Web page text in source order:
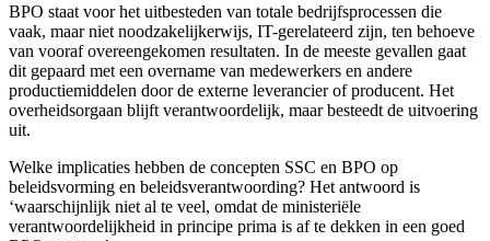
BPO staat voor het uitbesteden van totale bedrijfsprocessen die
vaak, maar niet noodzakelijkerwijs, IT-gerelateerd zijn, ten behoeve
van vooraf overeengekomen resultaten. In de meeste gevallen gaat
dit gepaard met een overname van medewerkers en andere
productiemiddelen door de externe leverancier of producent. Het
overheidsorgaan blijft verantwoordelijk, maar besteedt de uitvoering
uit.
Welke implicaties hebben de concepten SSC en BPO op
beleidsvorming en beleidsverantwoording? Het antwoord is
‘waarschijnlijk niet al te veel, omdat de ministeriële
verantwoordelijkheid in principe prima is af te dekken in een goed